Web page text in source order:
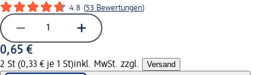
4.8 (53 Bewertungen)
0,65 €
2 St (0,33 € je 1 St)inkl. MwSt. zzgl. Versand